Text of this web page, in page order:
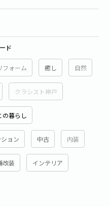
ド
フォーム 癒し 自然
クラシスト神戸
の暮らし
ョン 中古 内装
改装 インテリア